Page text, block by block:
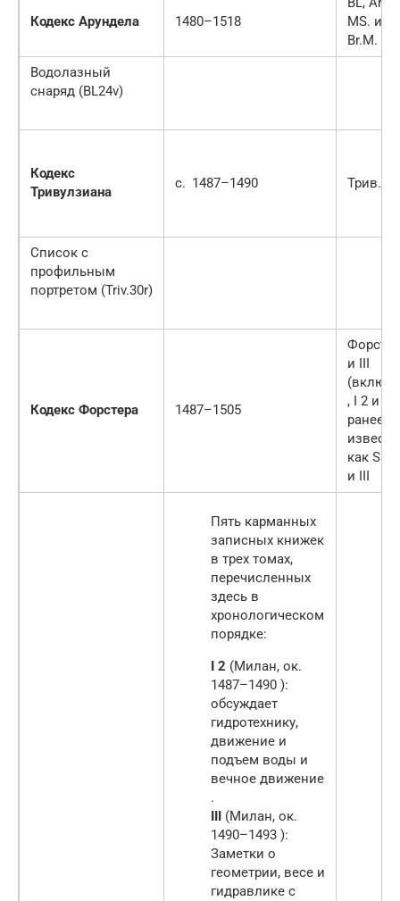
Кодекс Арундела 1480–1518
MS. или
Br.M.
Водолазный
снаряд (BL24v)
Кодекс
Тривулзиана
c. 1487–1490 Трив.
Список с
профильным
портретом (Triv.30r)
Кодекс Форстера 1487–1505
и III
, I 2 и II
ранее
как
и III
Пять карманных
записных книжек
в трех томах,
перечисленных
здесь в
хронологическом
порядке:
I 2 (Милан, ок.
1487–1490 ):
обсуждает
гидротехнику,
движение и
подъем воды и
вечное движение
.
III (Милан, ок.
1490–1493 ):
Заметки о
геометрии, весе и
гидравлике с